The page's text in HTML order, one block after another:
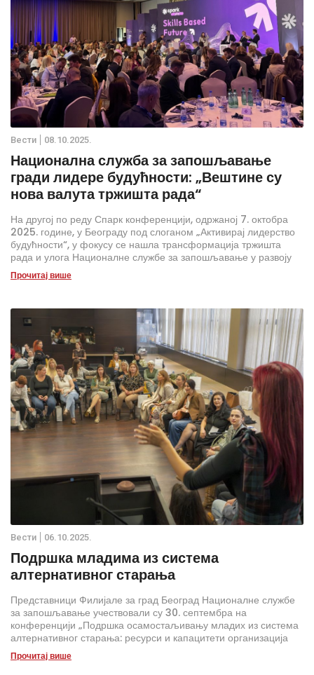
Вести 08.10.2025.
Национална служба за запошљавање
гради лидере будућности: „Вештине су
нова валута тржишта рада“
На другој по реду Спарк конференцији, одржаној 7. октобра
2025. године, у Београду под слоганом „Активирај лидерство
будућности“, у фокусу се нашла трансформација тржишта
рада и улога Националне службе за запошљавање у развоју
нових лидера.
Прочитај више
Вести 06.10.2025.
Подршка младима из система
алтернативног старања
Представници Филијале за град Београд Националне службе
за запошљавање учествовали су 30. септембра на
конференцији „Подршка осамостаљивању младих из система
алтернативног старања: ресурси и капацитети организација
цивилног друштва у Републици Србији“.
Прочитај више